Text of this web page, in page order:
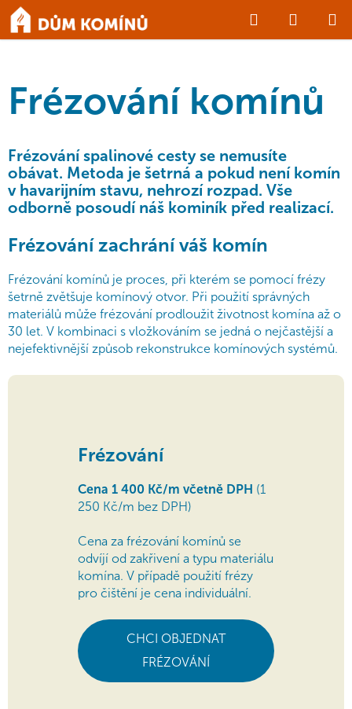
Přejít
obsah
Hledat
KOŠÍK
Domů /Frézování komínů
Frézování komínů
Frézování spalinové cesty se nemusíte
obávat. Metoda je šetrná a pokud není komín
v havarijním stavu, nehrozí rozpad. Vše
odborně posoudí náš kominík před realizací.
Frézování zachrání váš komín
Frézování komínů je proces, při kterém se pomocí frézy
šetrně zvětšuje komínový otvor. Při použití správných
materiálů může frézování prodloužit životnost komína až o
30 let. V kombinaci s vložkováním se jedná o nejčastější a
nejefektivnější způsob rekonstrukce komínových systémů.
Frézování
Cena 1 400 Kč/m včetně DPH (1
250 Kč/m bez DPH)
Cena za frézování komínů se
odvíjí od zakřivení a typu materiálu
komína. V případě použití frézy
pro čištění je cena individuální.
CHCI OBJEDNAT
FRÉZOVÁNÍ